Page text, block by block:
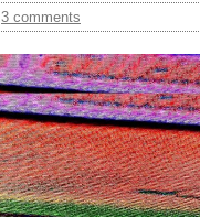
3 comments